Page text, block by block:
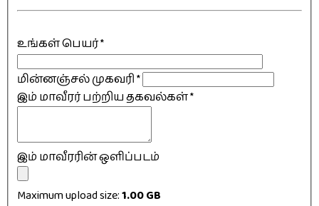
உங்கள் பெயர்*
மின்னஞ்சல் முகவரி*
இம் மாவீரர் பற்றிய தகவல்கள்*
இம் மாவீரரின் ஒளிப்படம்
Maximum upload size:1.00 GB